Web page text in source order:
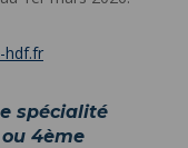
hdf.fr
spécialité
4ème